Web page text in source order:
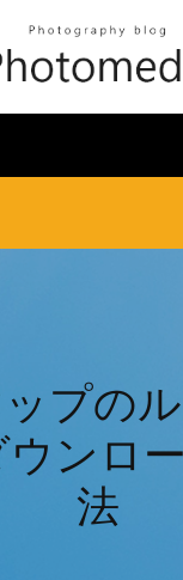
ップの
ンロ
法